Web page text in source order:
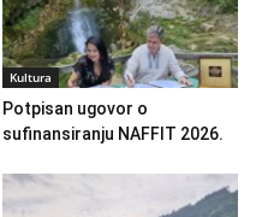
Kultura
Potpisan ugovor o
sufinansiranju NAFFIT 2026.